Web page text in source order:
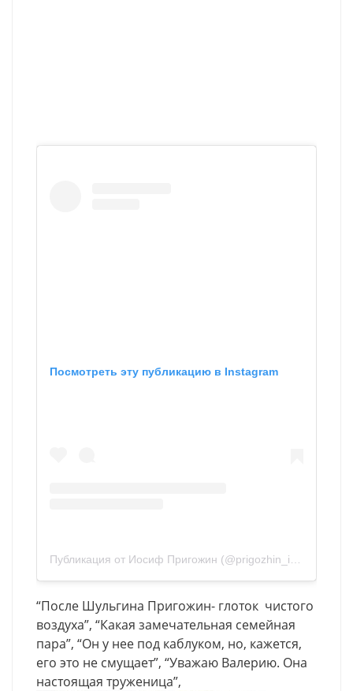
Посмотреть эту публикацию в Instagram
“После Шульгина Пригожин- глоток чистого
воздуха”, “Какая замечательная семейная
пара”, “Он у нее под каблуком, но, кажется,
его это не смущает”, “Уважаю Валерию. Она
настоящая труженица”,